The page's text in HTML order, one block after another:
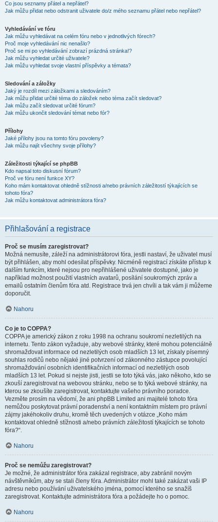
Co jsou seznamy přátel a nepřátel?
Jak můžu přidat nebo odstranit uživatele do/z mého seznamu přátel nebo nepřátel?
Vyhledávání ve fóru
Jak můžu vyhledávat na celém fóru nebo v jednotlivých fórech?
Proč moje vyhledávání nic nenašlo?
Proč se mi po vyhledávání zobrazí prázdná stránka!?
Jak můžu vyhledat určité uživatele?
Jak můžu vyhledat svoje vlastní příspěvky a témata?
Sledování a záložky
Jaký je rozdíl mezi záložkami a sledováním?
Jak můžu přidat určité téma do záložek nebo téma začít sledovat?
Jak můžu začít sledovat určité fórum?
Jak můžu ukončit sledování témat nebo fór?
Přílohy
Jaké přílohy jsou na tomto fóru povoleny?
Jak můžu najít všechny svoje přílohy?
Záležitosti týkající se phpBB
Kdo napsal toto diskusní fórum?
Proč ve fóru není funkce XY?
Koho mám kontaktovat ohledně stížnosti a/nebo právních záležitostí týkajících se
tohoto fóra?
Jak můžu kontaktovat administrátora fóra?
Přihlašování a registrace
Proč se musím zaregistrovat?
Možná nemusíte, záleží na administrátorovi fóra, jestli nastaví, že uživatel musí
být přihlášen, aby mohl odesílat příspěvky. Nicméně registrací získáte přístup k
dalším funkcím, které nejsou pro nepřihlášené uživatele dostupné, jako je
například možnost použití vlastních avatarů, posílání soukromých zpráv a
emailů ostatním členům fóra atd. Registrace trvá jen chvíli a tak vám ji můžeme
doporučit.
Nahoru
Co je to COPPA?
COPPA je americký zákon z roku 1998 na ochranu soukromí nezletilých na
internetu. Tento zákon vyžaduje, aby webové stránky, které mohou potenciálně
shromažďovat informace od nezletilých osob mladších 13 let, získaly písemný
souhlas rodičů nebo nějaké jiné potvrzení od zákonného zástupce povolující
shromažďování osobních identifikačních informací od nezletilých osob
mladších 13 let. Pokud si nejste jisti, jestli se toto týká vás, jako někoho, kdo se
zkouší zaregistrovat na webovou stránku, nebo se to týká webové stránky, na
kterou se zkoušíte zaregistrovat, kontaktujte vašeho právního poradce.
Vezměte prosím na vědomí, že ani phpBB Limited ani majitelé tohoto fóra
nemůžou poskytovat právní poradenství a není kontaktním místem pro právní
zájmy jakéhokoliv druhu, kromě těch uvedených v otázce „Koho mám
kontaktovat ohledně stížnosti a/nebo právních záležitostí týkajících se tohoto
fóra?“.
Nahoru
Proč se nemůžu zaregistrovat?
Je možné, že administrátor fóra zakázal registrace, aby zabránil novým
návštěvníkům, aby se stali členy fóra. Administrátor mohl také zakázat vaši IP
adresu nebo používání uživatelského jména, pomocí kterého se snažíš
zaregistrovat. Kontaktujte administrátora fóra a požádejte ho o pomoc.
Nahoru